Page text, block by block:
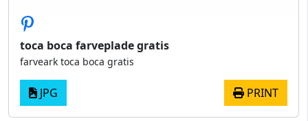
toca boca farveplade gratis
farveark toca boca gratis
JPG PRINT